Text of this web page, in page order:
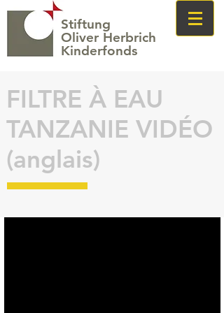
Stiftung
Oliver Herbrich
Kinderfonds
FILTRE À EAU
TANZANIE VIDÉO
(anglais)